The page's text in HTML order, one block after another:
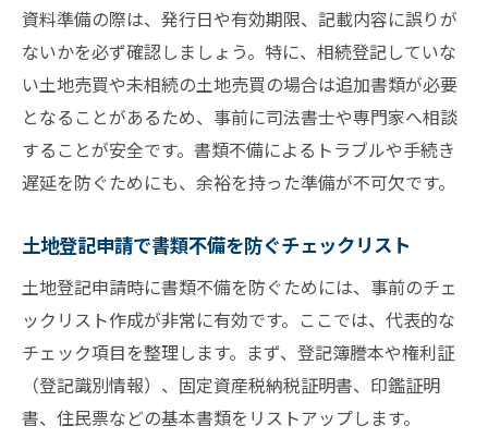
資料準備の際は、発行日や有効期限、記載内容に誤りが
ないかを必ず確認しましょう。特に、相続登記していな
い土地売買や未相続の土地売買の場合は追加書類が必要
となることがあるため、事前に司法書士や専門家へ相談
することが安全です。書類不備によるトラブルや手続き
遅延を防ぐためにも、余裕を持った準備が不可欠です。
土地登記申請で書類不備を防ぐチェックリスト
土地登記申請時に書類不備を防ぐためには、事前のチェ
ックリスト作成が非常に有効です。ここでは、代表的な
チェック項目を整理します。まず、登記簿謄本や権利証
（登記識別情報）、固定資産税納税証明書、印鑑証明
書、住民票などの基本書類をリストアップします。